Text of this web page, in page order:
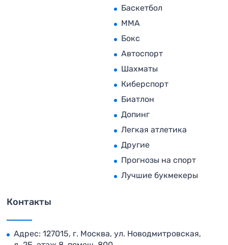
Баскетбол
MMA
Бокс
Автоспорт
Шахматы
Киберспорт
Биатлон
Допинг
Легкая атлетика
Другие
Прогнозы на спорт
Лучшие букмекеры
Контакты
Адрес: 127015, г. Москва, ул. Новодмитровская,